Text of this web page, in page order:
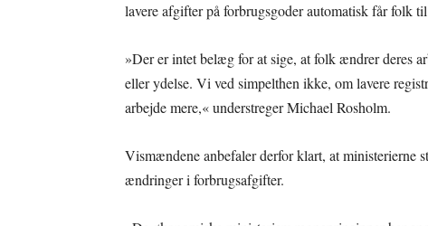
lavere afgifter på forbrugsgoder automatisk får folk
»Der er intet belæg for at sige, at folk ændrer deres
eller ydelse. Vi ved simpelthen ikke, om lavere
arbejde mere,« understreger Michael Rosholm.
Vismændene anbefaler derfor klart, at ministerierne
ændringer i forbrugsafgifter.